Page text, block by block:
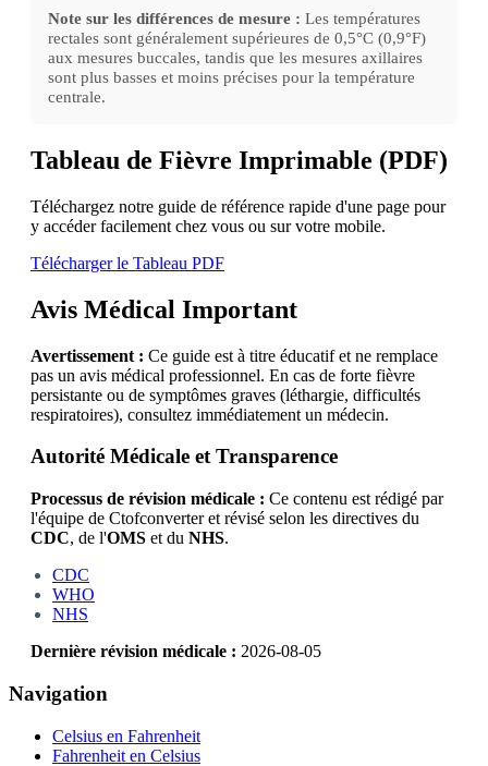
Note sur les différences de mesure : Les températures
rectales sont généralement supérieures de 0,5°C (0,9°F)
aux mesures buccales, tandis que les mesures axillaires
sont plus basses et moins précises pour la température
centrale.
Tableau de Fièvre Imprimable (PDF)
Téléchargez notre guide de référence rapide d'une page pour
y accéder facilement chez vous ou sur votre mobile.
Télécharger le Tableau PDF
Avis Médical Important
Avertissement : Ce guide est à titre éducatif et ne remplace
pas un avis médical professionnel. En cas de forte fièvre
persistante ou de symptômes graves (léthargie, difficultés
respiratoires), consultez immédiatement un médecin.
Autorité Médicale et Transparence
Processus de révision médicale : Ce contenu est rédigé par
l'équipe de Ctofconverter et révisé selon les directives du
CDC, de l'OMS et du NHS.
CDC
WHO
NHS
Dernière révision médicale : 2026-08-05
Navigation
Celsius en Fahrenheit
Fahrenheit en Celsius